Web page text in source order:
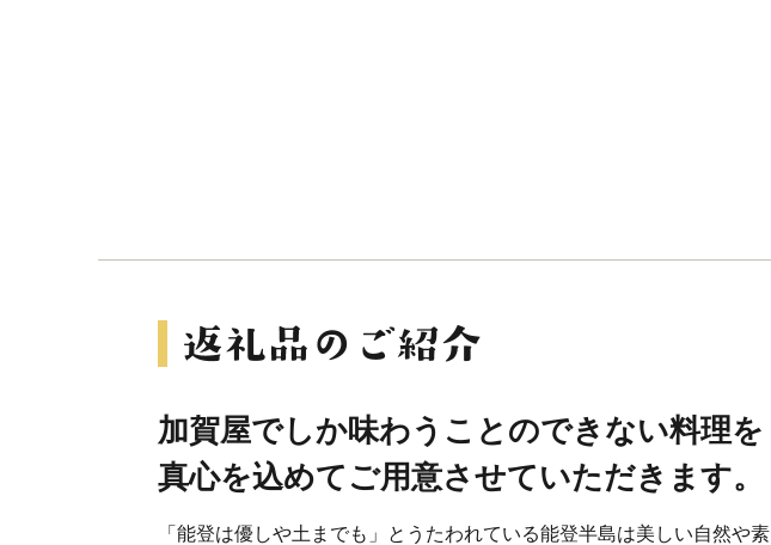
加賀屋でしか味わうことのできない料理を
真心を込めてご用意させていただきます。
「能登は優しや土までも」とうたわれている能登半島は美しい自然や素